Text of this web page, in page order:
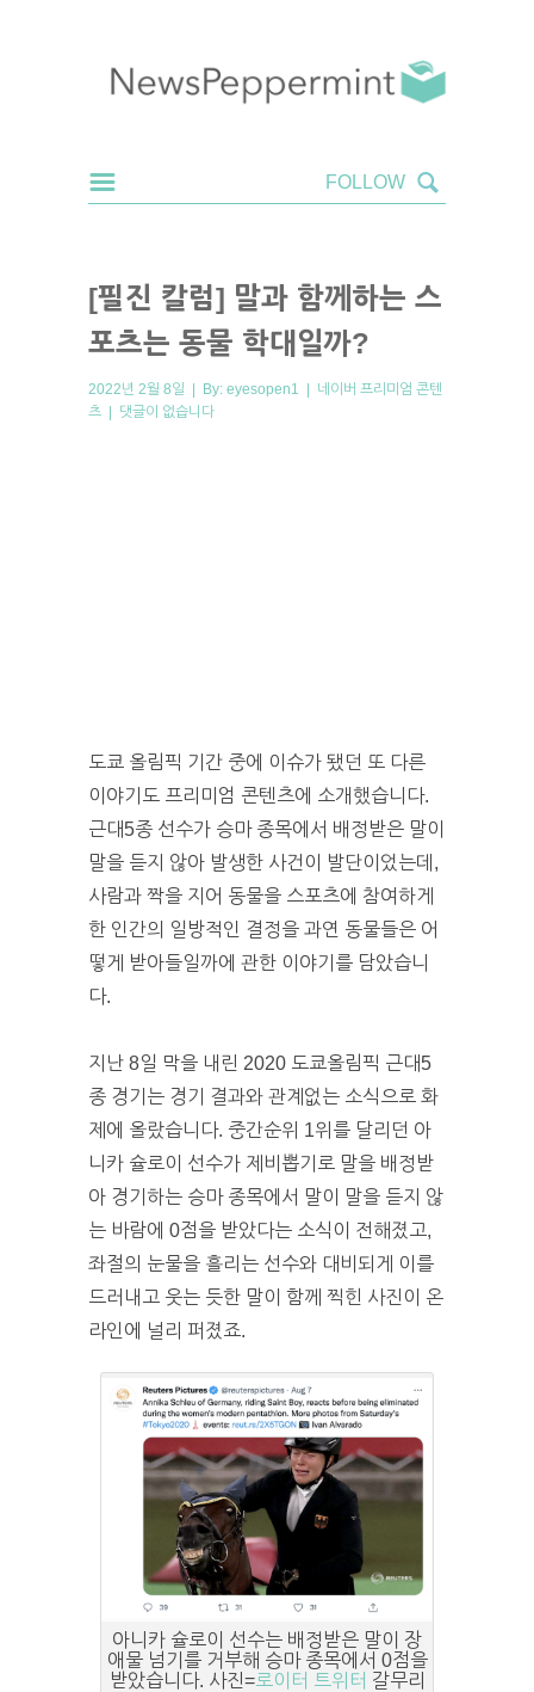
[필진 칼럼] 말과 함께하는 스
포츠는 동물 학대일까?
2022년 2월 8일 | By: eyesopen1 | 네이버 프리미엄 콘텐
츠 | 댓글이 없습니다
도쿄 올림픽 기간 중에 이슈가 됐던 또 다른
이야기도 프리미엄 콘텐츠에 소개했습니다.
근대5종 선수가 승마 종목에서 배정받은 말이
말을 듣지 않아 발생한 사건이 발단이었는데,
사람과 짝을 지어 동물을 스포츠에 참여하게
한 인간의 일방적인 결정을 과연 동물들은 어
떻게 받아들일까에 관한 이야기를 담았습니
다.
지난 8일 막을 내린 2020 도쿄올림픽 근대5
종 경기는 경기 결과와 관계없는 소식으로 화
제에 올랐습니다. 중간순위 1위를 달리던 아
니카 슐로이 선수가 제비뽑기로 말을 배정받
아 경기하는 승마 종목에서 말이 말을 듣지 않
는 바람에 0점을 받았다는 소식이 전해졌고,
좌절의 눈물을 흘리는 선수와 대비되게 이를
드러내고 웃는 듯한 말이 함께 찍힌 사진이 온
라인에 널리 퍼졌죠.
아니카 슐로이 선수는 배정받은 말이 장
애물 넘기를 거부해 승마 종목에서 0점을
받았습니다. 사진=로이터 트위터 갈무리